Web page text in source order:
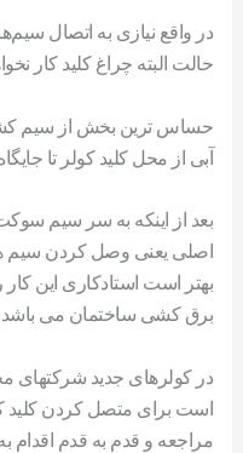
در واقع نیازی به اتصال
حالت البته چراغ کلید کار
حساس ترین بخش از سیم
آبی از محل کلید کولر تا
بعد از اینکه به سر سیم
اصلی یعنی وصل کردن سیم
بهتر است استادکاری این
برق کشی ساختمان می باشد
در کولرهای جدید شرکتهای
است برای متصل کردن کلید
مراجعه و قدم به قدم